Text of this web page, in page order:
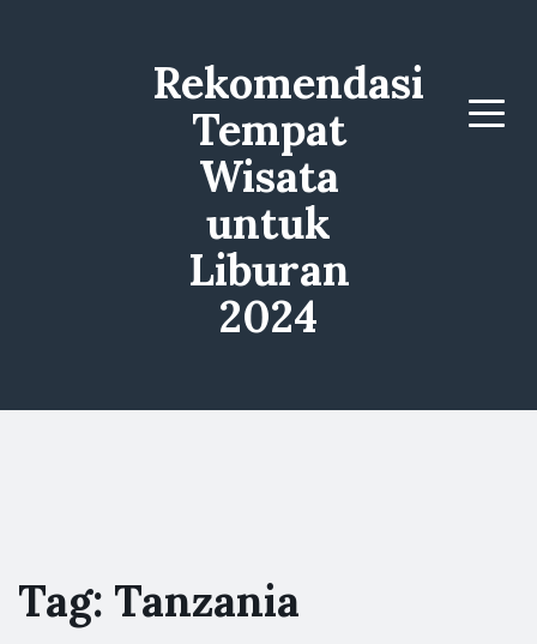
Rekomendasi
Tempat
Wisata
untuk
Liburan
2024
Menu
Tag: Tanzania